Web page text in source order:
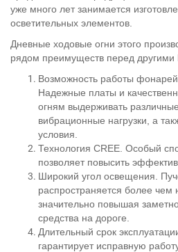
уже много лет занимается
осветительных элементов.
Дневные ходовые огни этого
рядом преимуществ перед другими
Возможность работы
Надежные платы и
огням выдерживать
вибрационные нагрузки, а
условия.
Технология CREE. Особый
позволяет повысить
Широкий угол освещения.
распространяется более чем
значительно повышая
средства на дороге.
Длительный срок
гарантирует исправную